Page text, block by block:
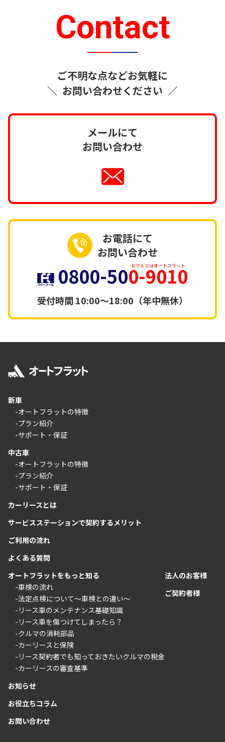
Contact
＼
ご不明な点などお気軽に
お問い合わせください ／
メールにて
お問い合わせ
お電話にて
お問い合わせ
0800-500-9010
おクルマはオートフラット
受付時間10:00～18:00（年中無休）
新車
-オートフラットの特徴
-プラン紹介
-サポート・保証
中古車
-オートフラットの特徴
-プラン紹介
-サポート・保証
カーリースとは
サービスステーションで契約するメリット
ご利用の流れ
よくある質問
オートフラットをもっと知る
-車検の流れ
-法定点検について〜車検との違い〜
-リース車のメンテナンス基礎知識
-リース車を傷つけてしまったら？
-クルマの消耗部品
-カーリースと保険
-リース契約者でも知っておきたいクルマの税金
-カーリースの審査基準
お知らせ
お役立ちコラム
お問い合わせ
法人のお客様
ご契約者様